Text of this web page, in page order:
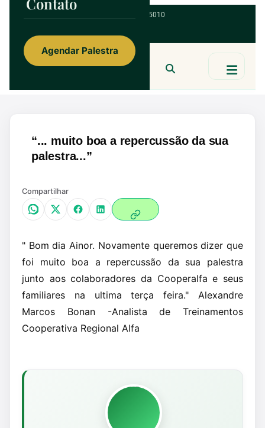
47 9 9967 5010
Ainor Lotério
Agendar Palestra
“... muito boa a repercussão da sua
palestra...”
Compartilhar
" Bom dia Ainor. Novamente queremos dizer que
foi muito boa a repercussão da sua palestra
junto aos colaboradores da Cooperalfa e seus
familiares na ultima terça feira." Alexandre
Marcos Bonan -Analista de Treinamentos
Cooperativa Regional Alfa